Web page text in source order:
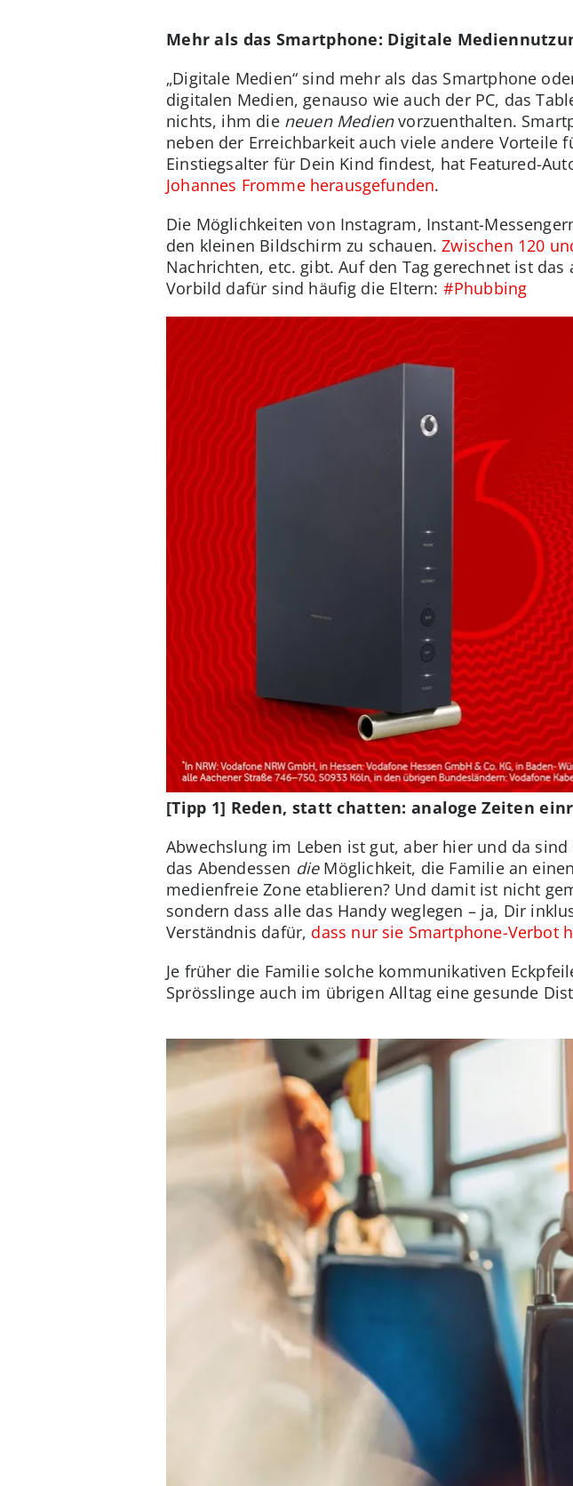
Mehr als das Smartphone: Digitale
„Digitale Medien“ sind mehr als das Smartphone
digitalen Medien, genauso wie auch der PC, das
nichts, ihm die neuen Medienvorzuenthalten.
neben der Erreichbarkeit auch viele andere
Einstiegsalter für Dein Kind findest, hat Featured-
Johannes Fromme herausgefunden.
Die Möglichkeiten von Instagram, Instant-
den kleinen Bildschirm zu schauen.Zwischen 120
Nachrichten, etc. gibt. Auf den Tag gerechnet ist
Vorbild dafür sind häufig die Eltern: #Phubbing
[Tipp 1] Reden, statt chatten: analoge Zeiten
Abwechslung im Leben ist gut, aber hier und da
das Abendessen dieMöglichkeit, die Familie an
medienfreie Zone etablieren? Und damit ist nicht
sondern dass alle das Handy weglegen – ja, Dir
Verständnis dafür, dass nur sie Smartphone-Verbot
Je früher die Familie solche kommunikativen
Sprösslinge auch im übrigen Alltag eine gesunde